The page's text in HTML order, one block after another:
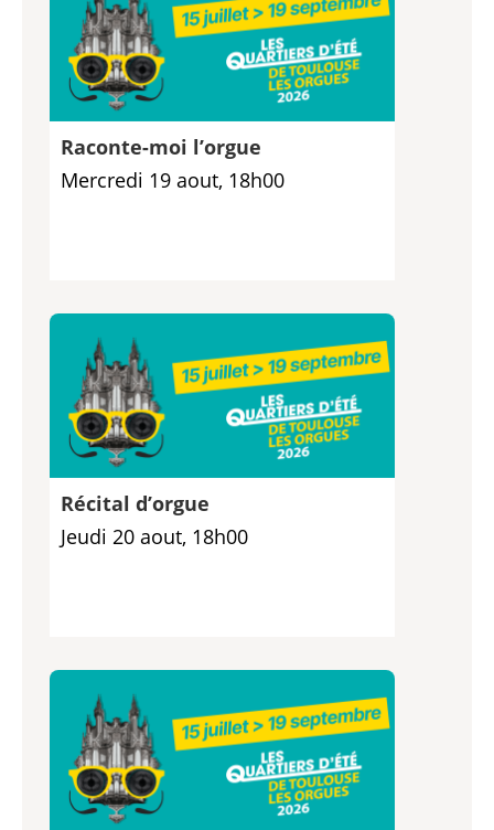
Raconte-moi l’orgue
Mercredi 19 aout, 18h00
Récital d’orgue
Jeudi 20 aout, 18h00